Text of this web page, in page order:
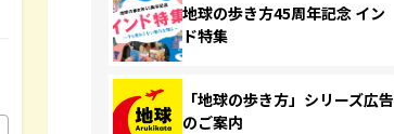
地球の歩き方45周年記念 イン
ド特集
「地球の歩き方」シリーズ広告
のご案内